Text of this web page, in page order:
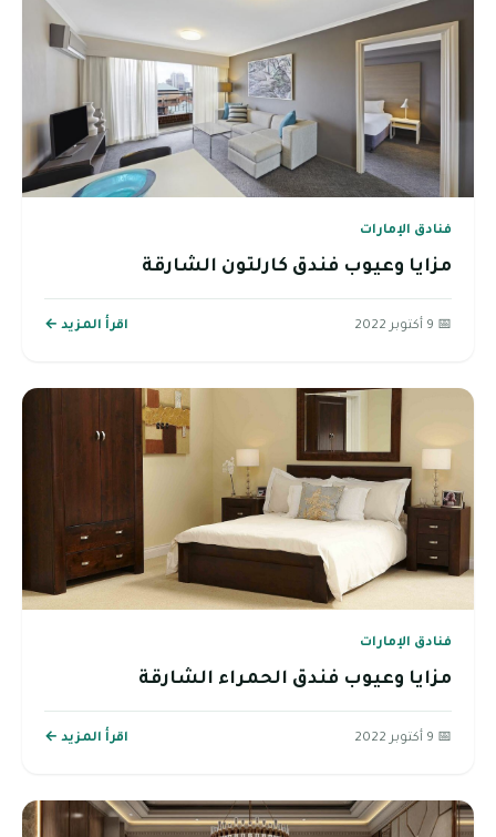
فنادق الإمارات
مزايا وعيوب فندق كارلتون الشارقة
📅 9 أكتوبر 2022 اقرأ المزيد ←
فنادق الإمارات
مزايا وعيوب فندق الحمراء الشارقة
📅 9 أكتوبر 2022 اقرأ المزيد ←